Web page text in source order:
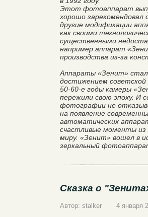
Этот фотоаппарат
хорошо зарекомендовал
другие модификации
как своими
существенными
например аппарат
производства из-за
Аппараты «Зенит»
достижением
50-60-е годы камеры
пережили свою эпоху. И
фотографии не
на появление
автоматических
счастливые моменты из
миру. «Зенит» вошел в
зеркальный
Сказка о
Автор: stalker 4 января